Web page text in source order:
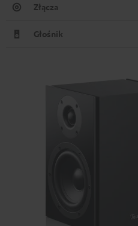
Złącza
Głośnik